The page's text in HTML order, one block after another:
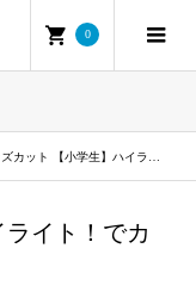
0
ット 【小学生】ハイライト！でカッコよく
イト！でカ